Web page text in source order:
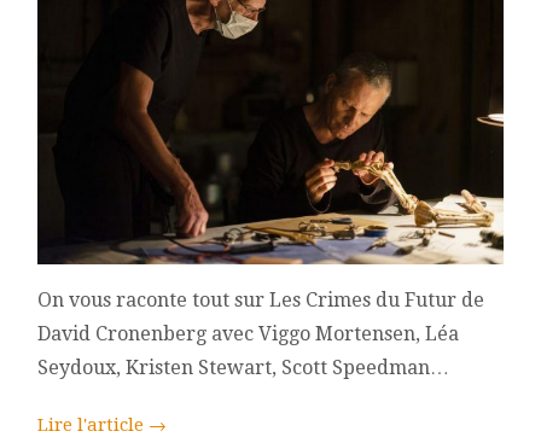
On vous raconte tout sur Les Crimes du Futur de
David Cronenberg avec Viggo Mortensen, Léa
Seydoux, Kristen Stewart, Scott Speedman…
Lire l'article →